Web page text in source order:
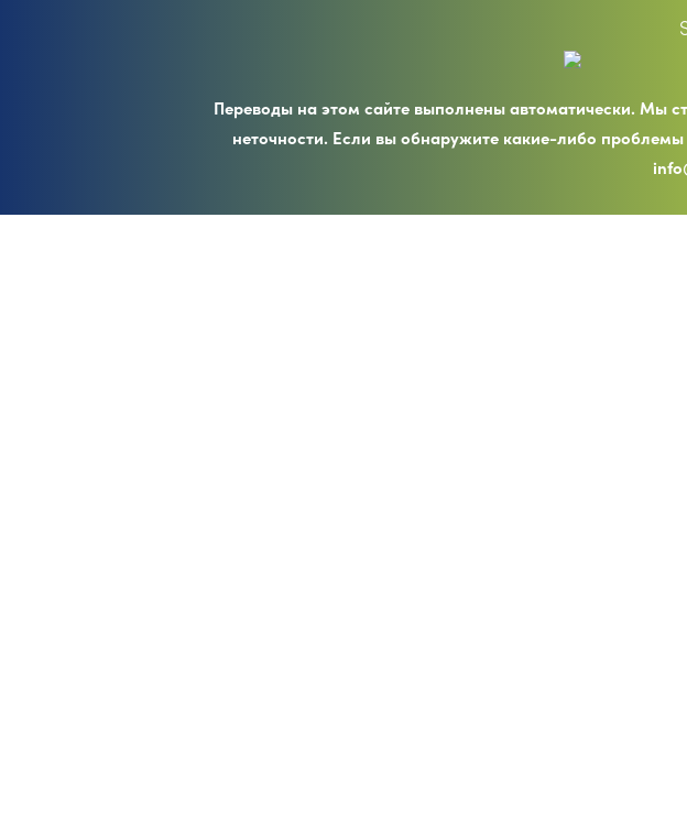
Переводы на этом сайте выполнены автоматически. Мы
неточности. Если вы обнаружите какие-либо